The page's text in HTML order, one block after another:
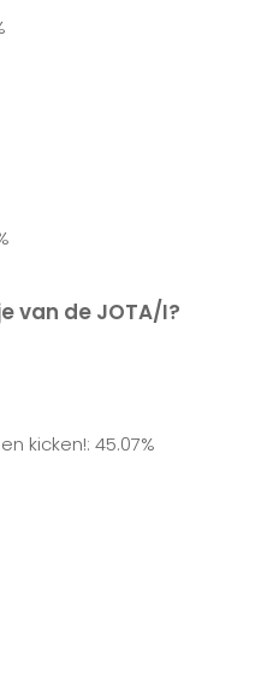
van de JOTA/I?
kicken!: 45.07%